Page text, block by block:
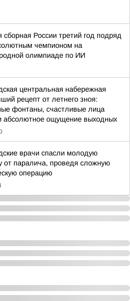
сборная России третий год подряд
чемпионом на
олимпиаде по ИИ
центральная набережная
рецепт от летнего зноя:
фонтаны, счастливые лица
абсолютное ощущение выходных
врачи спасли молодую
от паралича, проведя сложную
операцию